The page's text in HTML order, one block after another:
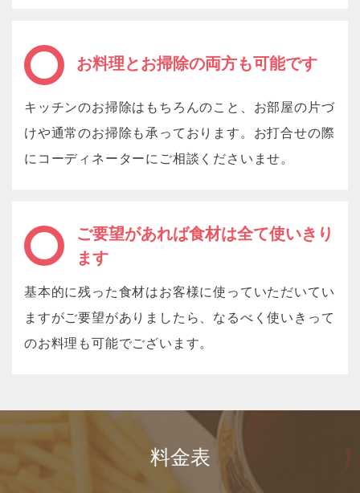
お料理とお掃除の両方も可能です
キッチンのお掃除はもちろんのこと、お部屋の片づ
けや通常のお掃除も承っております。お打合せの際
にコーディネーターにご相談くださいませ。
ご要望があれば食材は全て使いきり
ます
基本的に残った食材はお客様に使っていただいてい
ますがご要望がありましたら、なるべく使いきって
のお料理も可能でございます。
料金表